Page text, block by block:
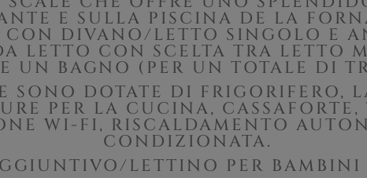
E SULLA PISCINA DE LA
CON DIVANO/LETTO SINGOLO E
LETTO CON SCELTA TRA LETTO
UN BAGNO (PER UN TOTALE DI
SONO DOTATE DI FRIGORIFERO,
PER LA CUCINA, CASSAFORTE,
WI-FI, RISCALDAMENTO
CONDIZIONATA.
LETTINO PER